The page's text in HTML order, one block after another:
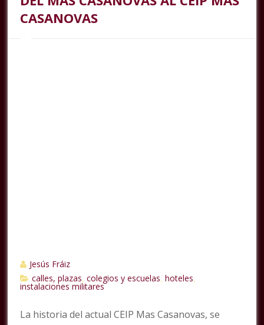
CASANOVAS
Jesús Fráiz
calles, plazas
,colegios y escuelas hoteles
instalaciones militares
La historia del actual CEIP Mas Casanovas, se